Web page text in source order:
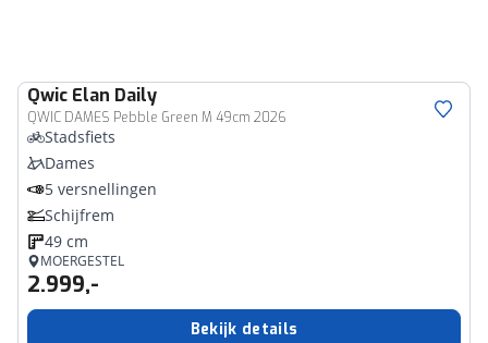
Qwic Elan Daily
QWIC DAMES Pebble Green M 49cm 2026
Stadsfiets
Dames
5 versnellingen
Schijfrem
49 cm
MOERGESTEL
2.999,-
Bekijk details